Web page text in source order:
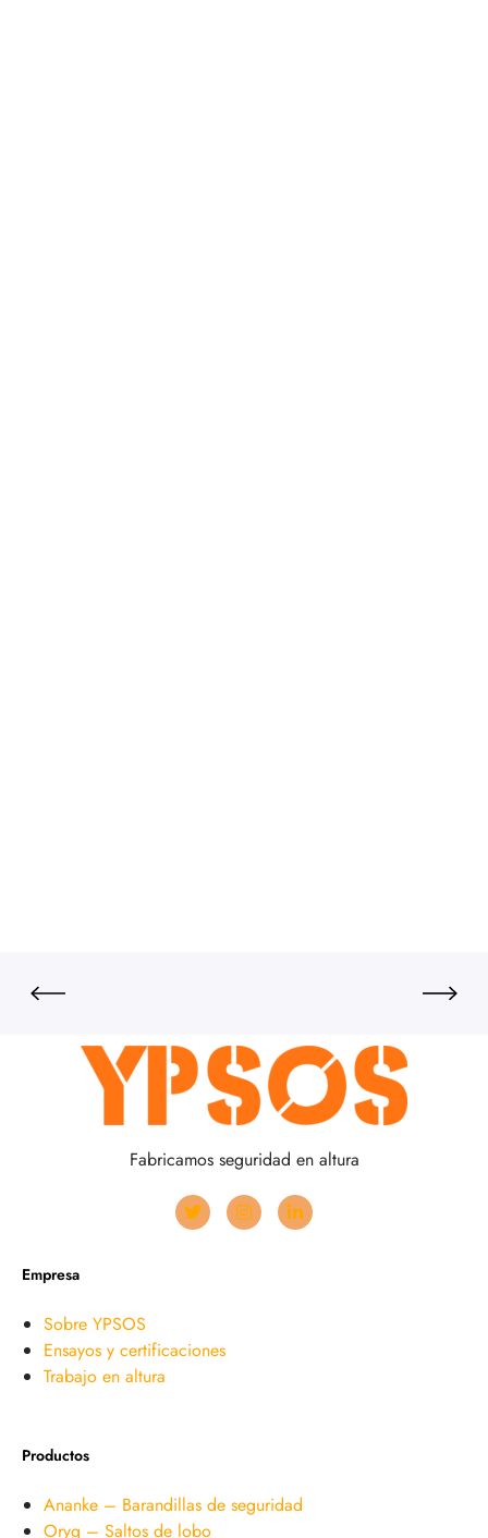
Fabricamos seguridad en altura
Empresa
Sobre YPSOS
Ensayos y certificaciones
Trabajo en altura
Productos
Ananke – Barandillas de seguridad
Oryg – Saltos de lobo